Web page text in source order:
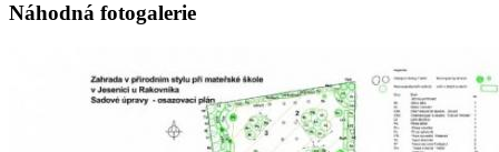
Náhodná fotogalerie